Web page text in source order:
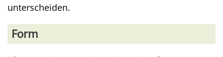
unterscheiden.
Form